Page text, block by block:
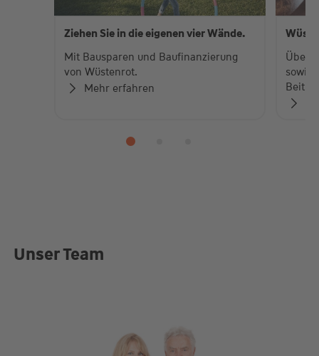
Ziehen Sie in die eigenen vier Wände.
Mit Bausparen und Baufinanzierung
von Wüstenrot.
Mehr erfahren
Über
sowie
Unser Team